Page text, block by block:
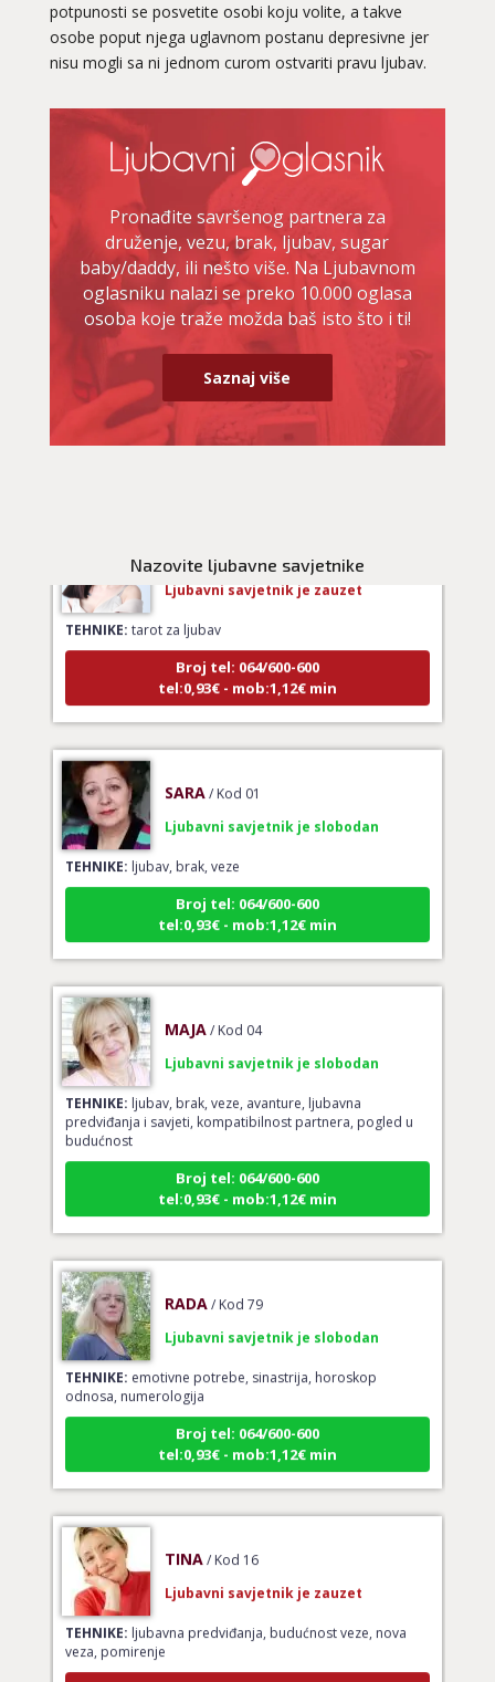
potpunosti se posvetite osobi koju volite, a takve
osobe poput njega uglavnom postanu depresivne jer
nisu mogli sa ni jednom curom ostvariti pravu ljubav.
Pronađite savršenog partnera za
druženje, vezu, brak, ljubav, sugar
baby/daddy, ili nešto više. Na Ljubavnom
oglasniku nalazi se preko 10.000 oglasa
osoba koje traže možda baš isto što i ti!
Saznaj više
Nazovite ljubavne savjetnike
VIKTORIJA/ Kod 369
TEHNIKE: astrologija
Broj tel: 064/600-600
tel:0,93€ - mob:1,12€ min
JANA/ Kod 49
Ljubavni savjetnik je zauzet
TEHNIKE: tarot za ljubav
Broj tel: 064/600-600
tel:0,93€ - mob:1,12€ min
Ljubavni savjetnik je zauzet
TEHNIKE:tarot za ljubav
Broj tel: 064/600-600
tel:0,93€ - mob:1,12€ min
TEHNIKE:ljubav, brak, veze
Broj tel: 064/600-600
tel:0,93€ - mob:1,12€ min
TEHNIKE:ljubav, brak, veze, avanture, ljubavna
predviđanja i savjeti, kompatibilnost partnera, pogled u
budućnost
Broj tel: 064/600-600
tel:0,93€ - mob:1,12€ min
TEHNIKE:emotivne potrebe, sinastrija, horoskop
odnosa, numerologija
Broj tel: 064/600-600
tel:0,93€ - mob:1,12€ min
TEHNIKE:ljubavna predviđanja, budućnost veze, nova
veza, pomirenje
Broj tel: 064/600-600